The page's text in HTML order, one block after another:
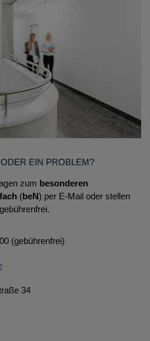
EIN PROBLEM?
zum besonderen
(beN) per E-Mail oder stellen
(gebührenfrei)
34